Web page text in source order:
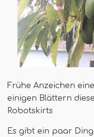
Frühe Anzeichen
einigen Blättern
Robotskirts
Es gibt ein paar